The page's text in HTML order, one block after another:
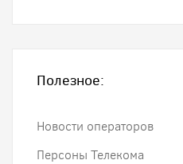
Полезное:
Новости операторов
Персоны Телекома